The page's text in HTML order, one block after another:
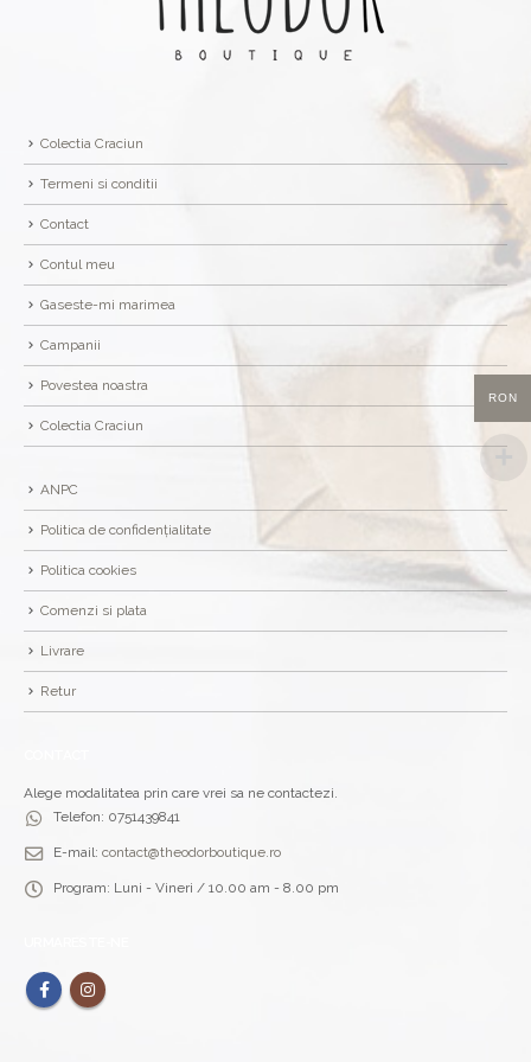
Colectia Craciun
Termeni si conditii
Contact
Contul meu
Gaseste-mi marimea
Campanii
Povestea noastra
Colectia Craciun
ANPC
Politica de confidențialitate
Politica cookies
Comenzi si plata
Livrare
Retur
Alege modalitatea prin care vrei sa ne contactezi.
Telefon: 0751439841
E-mail: contact@theodorboutique.ro
Program: Luni - Vineri / 10.00 am - 8.00 pm
RON